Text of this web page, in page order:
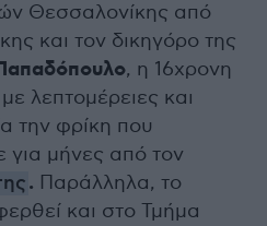
Θεσσαλονίκης από
και τον δικηγόρο της
, η 16χρονη
λεπτομέρειες και
την φρίκη που
για μήνες από τον
. Παράλληλα, το
και στο Τμήμα